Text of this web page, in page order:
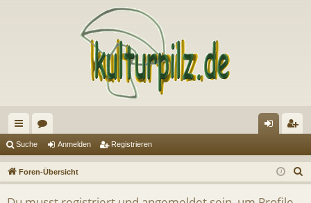
ch
ne
llz
en m
el
ist
rie
Suche Anmelden Registrieren
Foren-Übersicht
u